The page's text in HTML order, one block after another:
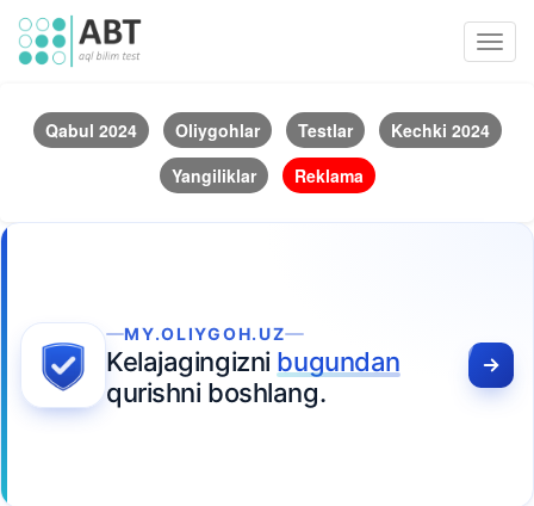
Qabul 2024 Oliygohlar Testlar
Kechki 2024
Yangiliklar
Reklama
MY.OLIYGOH.UZ
Kelajagingizni bugundan
qurishni boshlang.